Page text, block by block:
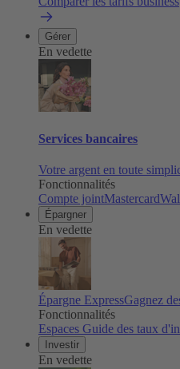
Gérer
En vedette
Services bancaires
Votre argent en toute
Fonctionnalités
Compte jointMastercard
Épargner
En vedette
Épargne ExpressGagnez
Fonctionnalités
Espaces Guide des taux
Investir
En vedette